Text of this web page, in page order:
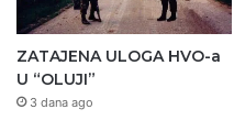
ZATAJENA ULOGA HVO-a
U “OLUJI”
3 dana ago